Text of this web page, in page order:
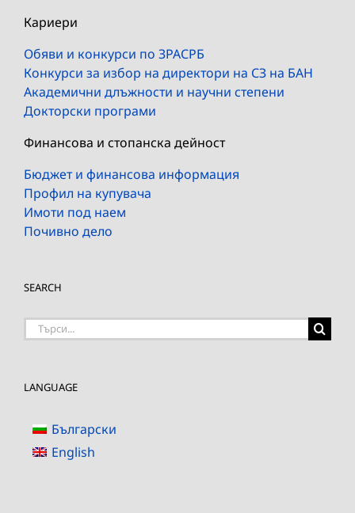
Кариери
Обяви и конкурси по ЗРАСРБ
Конкурси за избор на директори на СЗ на БАН
Академични длъжности и научни степени
Докторски програми
Финансова и стопанска дейност
Бюджет и финансова информация
Профил на купувача
Имоти под наем
Почивно дело
SEARCH
Търсене
LANGUAGE
Български
English